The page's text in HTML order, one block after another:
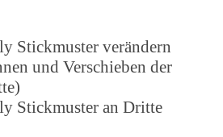
Stickmuster verändern
und Verschieben der
Stickmuster an Dritte